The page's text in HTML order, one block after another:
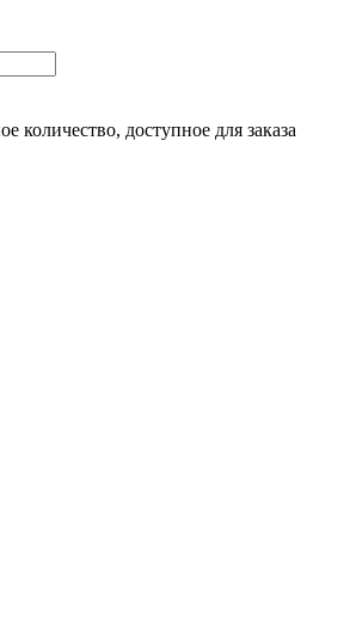
количество, доступное для заказа